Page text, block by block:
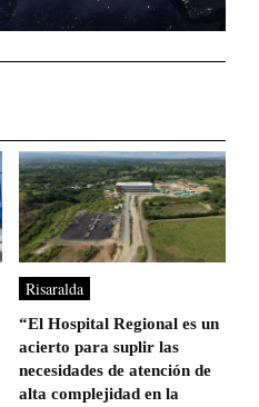
Risaralda
“El Hospital Regional es un
acierto para suplir las
necesidades de atención de
alta complejidad en la